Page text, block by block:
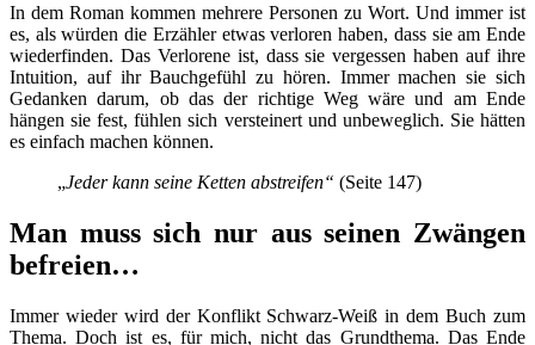
In dem Roman kommen mehrere Personen zu Wort. Und immer ist
es, als würden die Erzähler etwas verloren haben, dass sie am Ende
wiederfinden. Das Verlorene ist, dass sie vergessen haben auf ihre
Intuition, auf ihr Bauchgefühl zu hören. Immer machen sie sich
Gedanken darum, ob das der richtige Weg wäre und am Ende
hängen sie fest, fühlen sich versteinert und unbeweglich. Sie hätten
es einfach machen können.
„Jeder kann seine Ketten abstreifen“ (Seite 147)
Man muss sich nur aus seinen Zwängen
befreien…
Immer wieder wird der Konflikt Schwarz-Weiß in dem Buch zum
Thema. Doch ist es, für mich, nicht das Grundthema. Das Ende